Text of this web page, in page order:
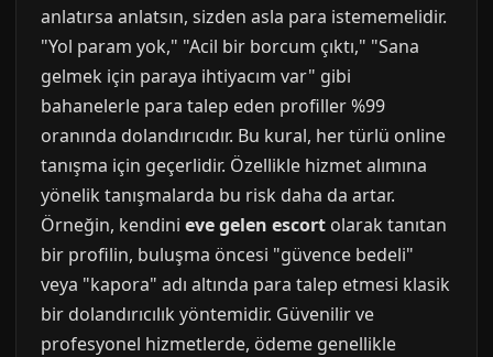
anlatırsa anlatsın, sizden asla para istememelidir.
"Yol param yok," "Acil bir borcum çıktı," "Sana
gelmek için paraya ihtiyacım var" gibi
bahanelerle para talep eden profiller %99
oranında dolandırıcıdır. Bu kural, her türlü online
tanışma için geçerlidir. Özellikle hizmet alımına
yönelik tanışmalarda bu risk daha da artar.
Örneğin, kendini eve gelen escort olarak tanıtan
bir profilin, buluşma öncesi "güvence bedeli"
veya "kapora" adı altında para talep etmesi klasik
bir dolandırıcılık yöntemidir. Güvenilir ve
profesyonel hizmetlerde, ödeme genellikle